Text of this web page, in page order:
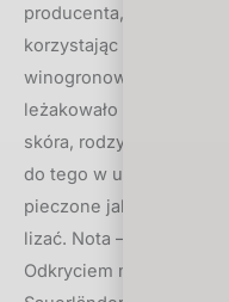
producenta, który
korzystając z koniaków
winogronowych. Guerin
leżakowało w bardzo
skóra, rodzynki,
do tego w ustach
pieczone jabłka. A
lizać. Nota – 96,5.
Odkryciem miesiąca jest